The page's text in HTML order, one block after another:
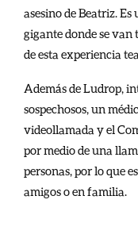
asesino de Beatriz.
gigante donde se van
de esta experiencia
Además de Ludrop,
sospechosos, un
videollamada y el
por medio de una
personas, por lo que
amigos o en familia.